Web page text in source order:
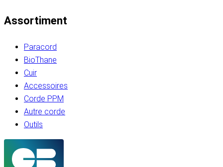
Assortiment
Paracord
BioThane
Cuir
Accessoires
Corde PPM
Autre corde
Outils